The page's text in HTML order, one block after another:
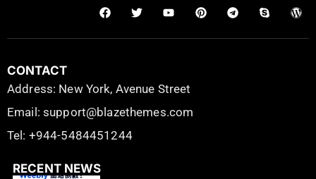
CONTACT
Address: New York, Avenue Street
Email: support@blazethemes.com
Tel: +944-5484451244
RECENT NEWS